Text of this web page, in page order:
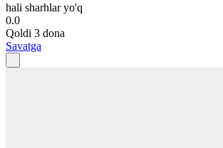
hali sharhlar yo'q
0.0
Qoldi 3 dona
Savatga